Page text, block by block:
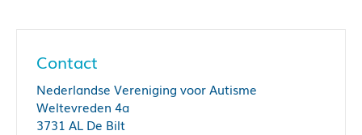
Contact
Nederlandse Vereniging voor Autisme
Weltevreden 4a
3731 AL De Bilt